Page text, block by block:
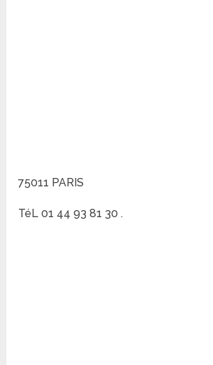
75011 PARIS
TéL 01 44 93 81 30 .